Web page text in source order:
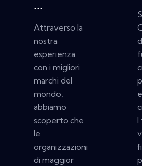
...
Attraverso la
nostra
esperienza
con i migliori
marchi del
mondo,
abbiamo
scoperto che
le
organizzazioni
di maggior
I